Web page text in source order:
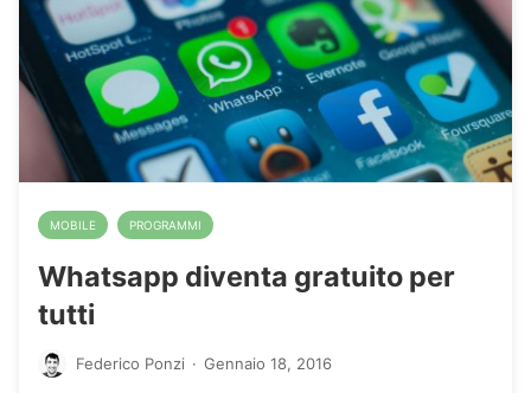
MOBILE PROGRAMMI
Whatsapp diventa gratuito per
tutti
Federico Ponzi · Gennaio 18, 2016